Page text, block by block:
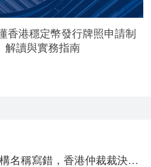
香港穩定幣發行牌照申請制
讀與實務指南
廣悅專業研究丨仲裁機構名稱寫錯，香港仲裁裁決還能在內地執行嗎——從柳某申請認可和執行香港仲裁裁決案看瑕疵仲裁條款的解釋路徑